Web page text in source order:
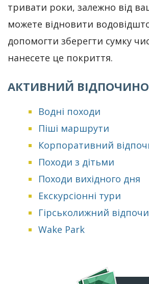
тривати роки, залежно від
можете відновити
допомогти зберегти сумку
нанесете це покриття.
АКТИВНИЙ
Водні походи
Піші маршрути
Корпоративний
Походи з дітьми
Походи вихідного дня
Екскурсіонні тури
Гірськолижний
Wake Park